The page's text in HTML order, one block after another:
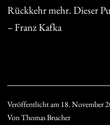
Rückkehr mehr. Dieser
– Franz Kafka
Veröffentlicht am18. November
VonThomas Brucher